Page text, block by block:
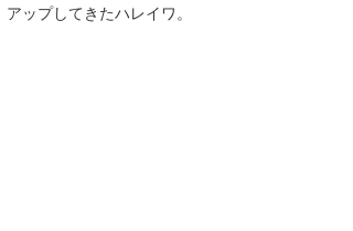
アップしてきたハレイワ。